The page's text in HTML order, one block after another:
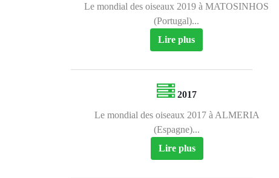
Le mondial des oiseaux 2019 à MATOSINHOS
(Portugal)...
Lire plus
2017
Le mondial des oiseaux 2017 à ALMERIA
(Espagne)...
Lire plus